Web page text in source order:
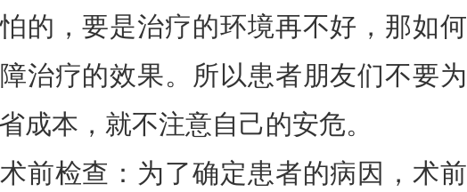
的，要是治疗的环境再不好，那如何
治疗的效果。所以患者朋友们不要为
成本，就不注意自己的安危。
前检查：为了确定患者的病因，术前